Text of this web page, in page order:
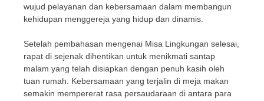
wujud pelayanan dan kebersamaan dalam membangun
kehidupan menggereja yang hidup dan dinamis.
Setelah pembahasan mengenai Misa Lingkungan selesai,
rapat di sejenak dihentikan untuk menikmati santap
malam yang telah disiapkan dengan penuh kasih oleh
tuan rumah. Kebersamaan yang terjalin di meja makan
semakin mempererat rasa persaudaraan di antara para